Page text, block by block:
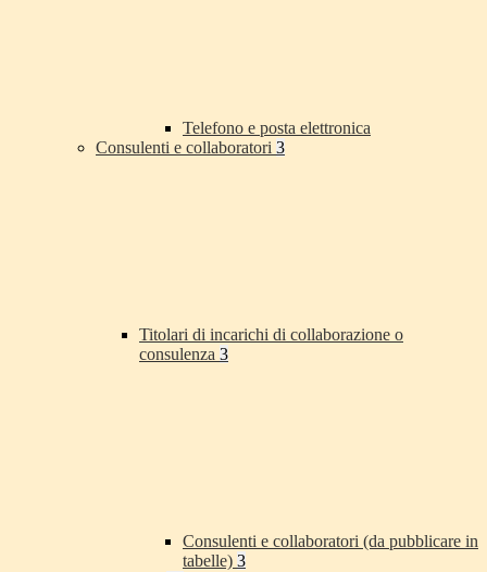
Telefono e posta elettronica
Consulenti e collaboratori 3
Titolari di incarichi di collaborazione o
consulenza 3
Consulenti e collaboratori (da pubblicare in
tabelle) 3